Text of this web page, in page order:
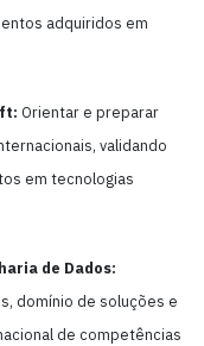
adquiridos em
Orientar e preparar
validando
em tecnologias
de Dados:
domínio de soluções e
de competências